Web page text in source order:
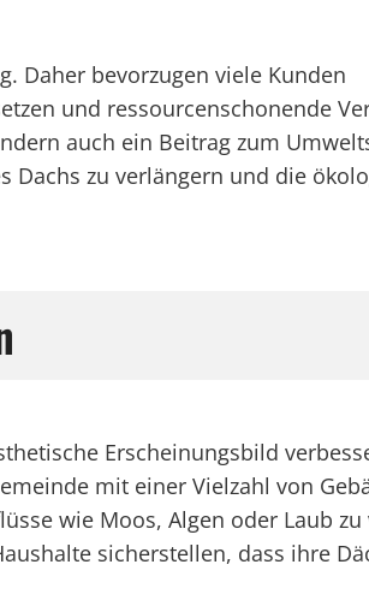
Daher bevorzugen viele Kunden
und ressourcenschonende
auch ein Beitrag zum
zu verlängern und die
Erscheinungsbild
mit einer Vielzahl von
wie Moos, Algen oder Laub
sicherstellen, dass ihre